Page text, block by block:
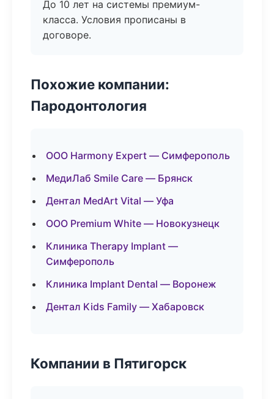
До 10 лет на системы премиум-
класса. Условия прописаны в
договоре.
Похожие компании:
Пародонтология
ООО Harmony Expert — Симферополь
МедиЛаб Smile Care — Брянск
Дентал MedArt Vital — Уфа
ООО Premium White — Новокузнецк
Клиника Therapy Implant —
Симферополь
Клиника Implant Dental — Воронеж
Дентал Kids Family — Хабаровск
Компании в Пятигорск